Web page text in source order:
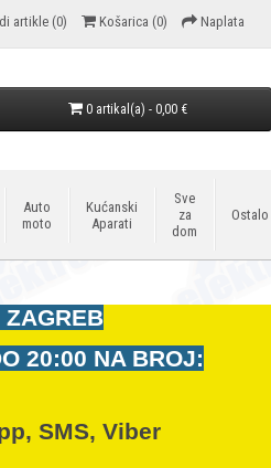
artikle (0) Košarica (0) Naplata
0 artikal(a) - 0,00 €
Auto
moto
Kućanski
Aparati
Sve
za
dom
Ostalo
ZAGREB
20:00 NA BROJ:
SMS, Viber